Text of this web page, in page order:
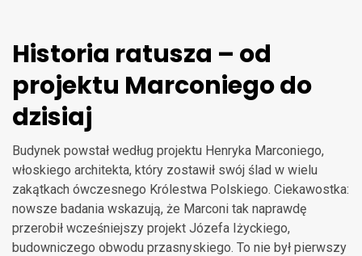
Historia ratusza – od
projektu Marconiego do
dzisiaj
Budynek powstał według projektu Henryka Marconiego,
włoskiego architekta, który zostawił swój ślad w wielu
zakątkach ówczesnego Królestwa Polskiego. Ciekawostka:
nowsze badania wskazują, że Marconi tak naprawdę
przerobił wcześniejszy projekt Józefa Iżyckiego,
budowniczego obwodu przasnyskiego. To nie był pierwszy